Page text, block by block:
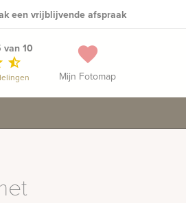
een vrijblijvende afspraak
favorite
Mijn Fotomap
10
star_half